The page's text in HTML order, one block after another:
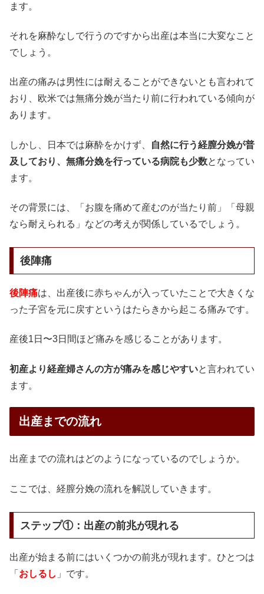
ます。
それを麻酔なしで行うのですから出産は本当に大変なこと
でしょう。
出産の痛みは男性には耐えることができないとも言われて
おり、欧米では無痛分娩が当たり前に行われている傾向が
あります。
しかし、日本では麻酔をかけず、
自然に行う経膣分娩が普
及しており、無痛分娩を行っている病院も少数となってい
ます。
その背景には、「お腹を痛めて産むのが当たり前」「母親
なら耐えられる」などの考えが関係しているでしょう。
後陣痛
後陣痛は、出産後に赤ちゃんが入っていたことで大きくな
った子宮を元に戻すというはたらきから起こる痛みです。
産後1日〜3日間ほど痛みを感じることがあります。
初産より経産婦さんの方が痛みを感じやすいと言われてい
ます。
出産までの流れ
出産までの流れはどのようになっているのでしょうか。
ここでは、経膣分娩の流れを解説していきます。
ステップ①：出産の前兆が現れる
出産が始まる前にはいくつかの前兆が現れます。ひとつは
「 おしるし 」です。